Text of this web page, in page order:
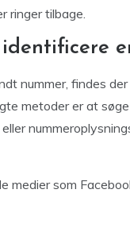
ringer tilbage.
nummer, findes
metoder er at
eller
medier som